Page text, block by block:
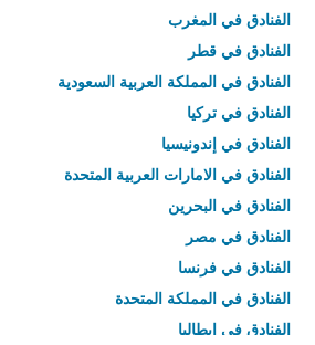
الفنادق في المغرب
الفنادق في قطر
الفنادق في المملكة العربية السعودية
الفنادق في تركيا
الفنادق في إندونيسيا
الفنادق في الامارات العربية المتحدة
الفنادق في البحرين
الفنادق في مصر
الفنادق في فرنسا
الفنادق في المملكة المتحدة
الفنادق في إيطاليا